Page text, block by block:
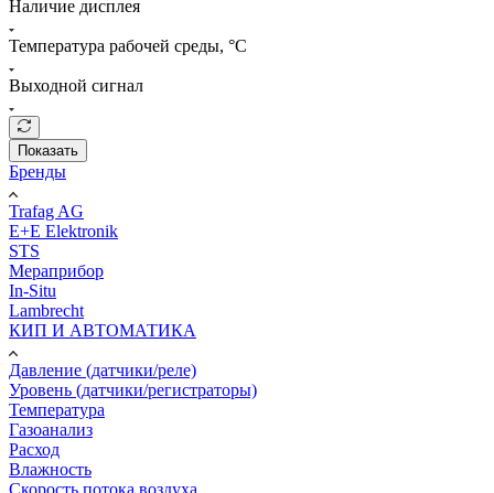
Наличие дисплея
Температура рабочей среды, °С
Выходной сигнал
Показать
Бренды
Trafag AG
E+E Elektronik
STS
Мераприбор
In-Situ
Lambrecht
КИП И АВТОМАТИКА
Давление (датчики/реле)
Уровень (датчики/регистраторы)
Температура
Газоанализ
Расход
Влажность
Скорость потока воздуха